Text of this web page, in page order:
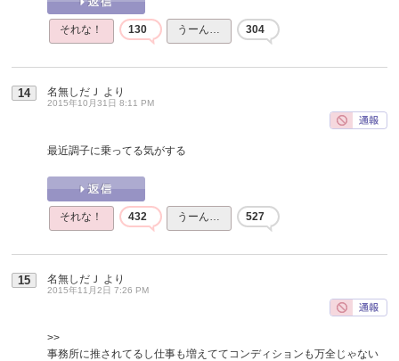
それな！ 130 うーん… 304
14 名無しだＪ より
2015年10月31日 8:11 PM
最近調子に乗ってる気がする
それな！ 432 うーん… 527
15 名無しだＪ より
2015年11月2日 7:26 PM
>>
事務所に推されてるし仕事も増えててコンディションも万全じゃない